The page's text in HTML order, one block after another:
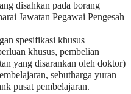
disahkan pada borang
Jawatan Pegawai Pengesah
spesifikasi khusus
khusus, pembelian
yang disarankan oleh doktor)
sebutharga yuran
pusat pembelajaran.